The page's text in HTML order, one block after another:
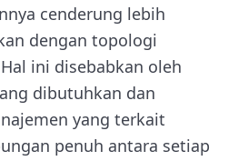
cenderung lebih
dengan topologi
ini disebabkan oleh
dibutuhkan dan
yang terkait
penuh antara setiap